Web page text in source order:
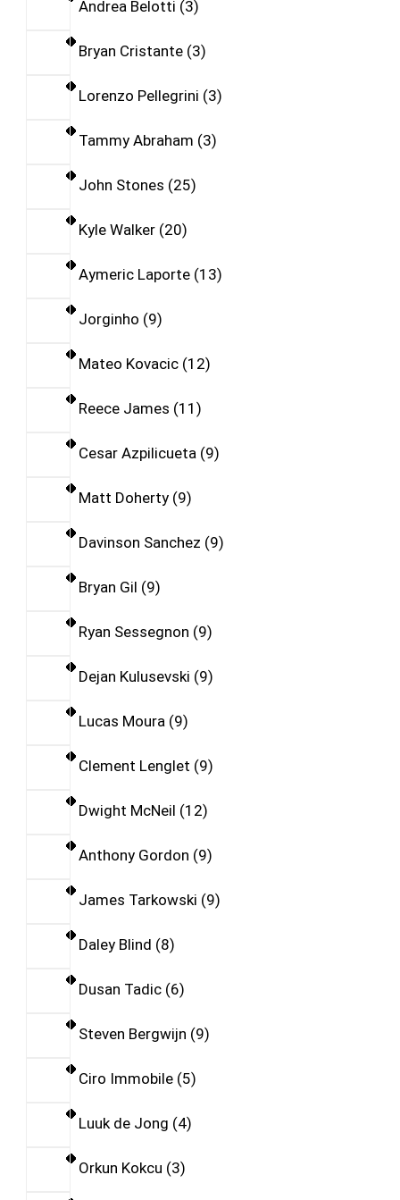
Andrea Belotti 3
Bryan Cristante 3
Lorenzo Pellegrini 3
Tammy Abraham 3
John Stones 25
Kyle Walker 20
Aymeric Laporte 13
Jorginho 9
Mateo Kovacic 12
Reece James 11
Cesar Azpilicueta 9
Matt Doherty 9
Davinson Sanchez 9
Bryan Gil 9
Ryan Sessegnon 9
Dejan Kulusevski 9
Lucas Moura 9
Clement Lenglet 9
Dwight McNeil 12
Anthony Gordon 9
James Tarkowski 9
Daley Blind 8
Dusan Tadic 6
Steven Bergwijn 9
Ciro Immobile 5
Luuk de Jong 4
Orkun Kokcu 3